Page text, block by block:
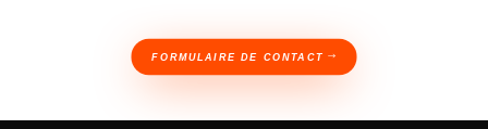
FORMULAIRE DE CONTACT